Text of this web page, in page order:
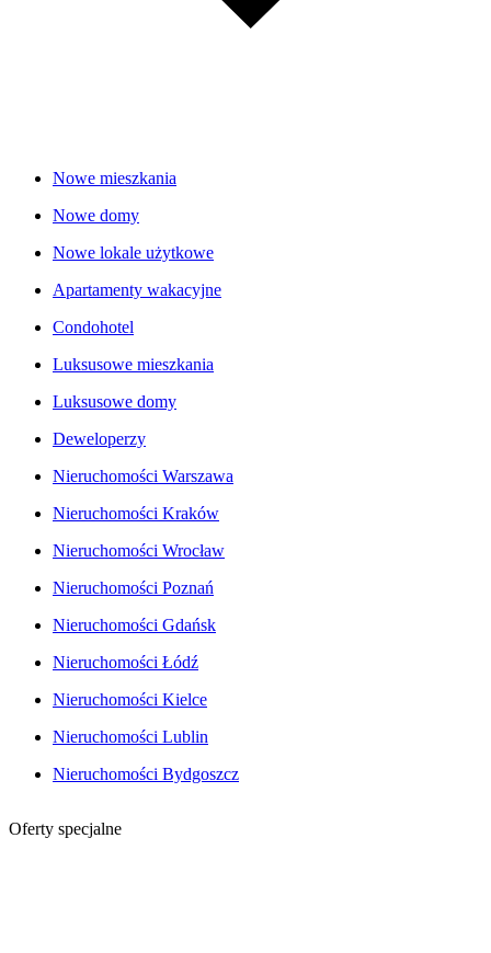
Nowe mieszkania
Nowe domy
Nowe lokale użytkowe
Apartamenty wakacyjne
Condohotel
Luksusowe mieszkania
Luksusowe domy
Deweloperzy
Nieruchomości Warszawa
Nieruchomości Kraków
Nieruchomości Wrocław
Nieruchomości Poznań
Nieruchomości Gdańsk
Nieruchomości Łódź
Nieruchomości Kielce
Nieruchomości Lublin
Nieruchomości Bydgoszcz
Oferty specjalne